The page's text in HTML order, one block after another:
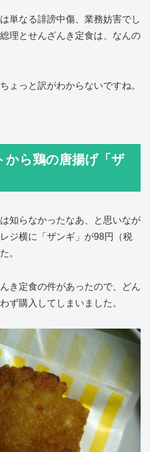
単なる誹謗中傷、業務妨害でし
理とせんざんき定食は、なんの
ょっと訳がわからないですね。
から鶏の唐揚げ「ザ
知らなかったなあ、と思いなが
ジ横に「ザンギ」が98円（税
。
き定食の件があったので、どん
ず購入してしまいました。